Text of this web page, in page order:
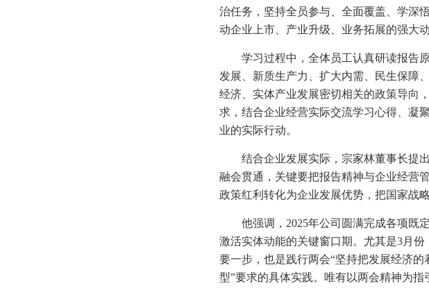
治任务，坚持全员参与、全面覆盖、学深
动企业上市、产业升级、业务拓展的强大
学习过程中，全体员工认真研读报告
发展、新质生产力、扩大内需、民生保障
经济、实体产业发展密切相关的政策导向
求，结合企业经营实际交流学习心得、凝
业的实际行动。
结合企业发展实际，宗家林董事长提
融会贯通，关键要把报告精神与企业经营
政策红利转化为企业发展优势，把国家战
他强调，2025年公司圆满完成各项既
激活实体动能的关键窗口期。尤其是3月
要一步，也是践行两会“坚持把发展经济
型”要求的具体实践。唯有以两会精神为